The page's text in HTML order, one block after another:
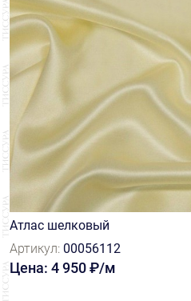
Атлас шелковый
Артикул: 00056112
Цена: 4 950 ₽/м